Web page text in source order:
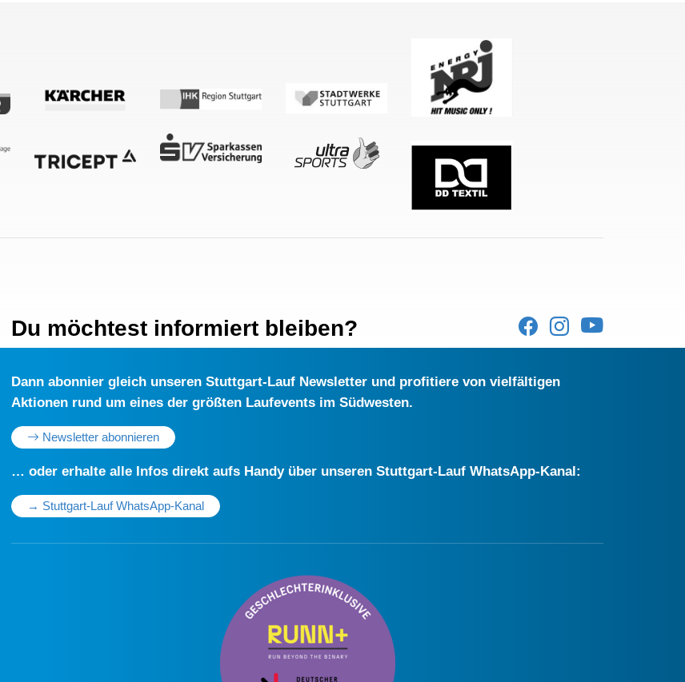
Du möchtest informiert bleiben?
Dann abonnier gleich unseren Stuttgart-Lauf Newsletter und profitiere von vielfältigen
Aktionen rund um eines der größten Laufevents im Südwesten.
Newsletter abonnieren
… oder erhalte alle Infos direkt aufs Handy über unseren Stuttgart-Lauf WhatsApp-Kanal:
→ Stuttgart-Lauf WhatsApp-Kanal